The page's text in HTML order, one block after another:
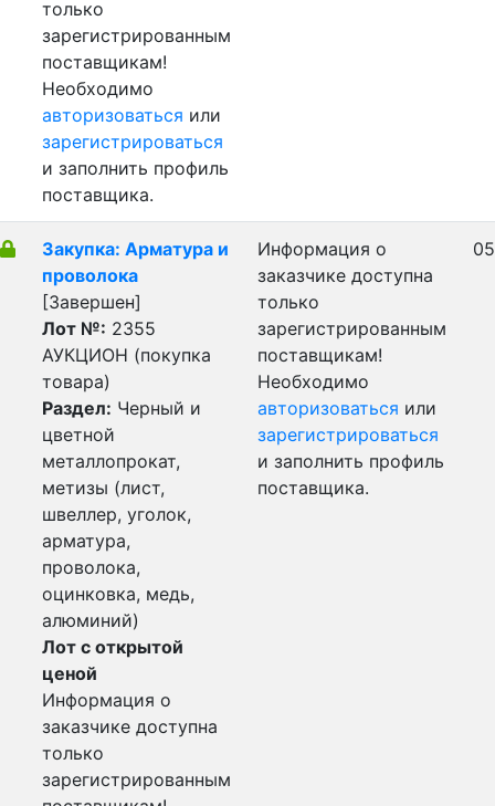
только
зарегистрированным
поставщикам!
Необходимо
авторизоваться или
зарегистрироваться
и заполнить профиль
поставщика.
Закупка: Арматура и
проволока
[Завершен]
Лот №: 2355
АУКЦИОН (покупка
товара)
Раздел: Черный и
цветной
металлопрокат,
метизы (лист,
швеллер, уголок,
арматура,
проволока,
оцинковка, медь,
алюминий)
Лот с открытой
ценой
Информация о
заказчике доступна
только
зарегистрированным
Информация о
заказчике доступна
только
зарегистрированным
поставщикам!
Необходимо
авторизоваться или
зарегистрироваться
и заполнить профиль
поставщика.